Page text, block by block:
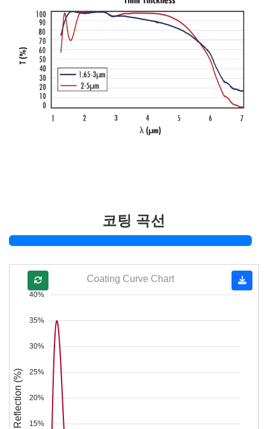
코팅 곡선
15%
20%
25%
30%
35%
40%
Reflection (%)
Coating Curve Chart